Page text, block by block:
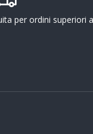
per ordini superiori